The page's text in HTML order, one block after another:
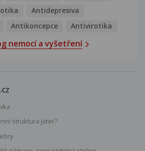
Antidepresiva
Antikoncepce Antivirotika
nemocí a vyšetření
struktura jater?